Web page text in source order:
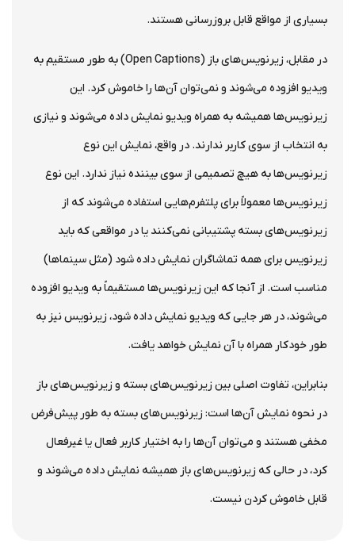
بسیاری از مواقع قابل بروزرسانی هستند.
در مقابل، زیرنویس‌های باز (Open Captions) به طور مستقیم به
ویدیو افزوده می‌شوند و نمی‌توان آن‌ها را خاموش کرد. این
زیرنویس‌ها همیشه به همراه ویدیو نمایش داده می‌شوند و نیازی
به انتخاب از سوی کاربر ندارند. در واقع، نمایش این نوع
زیرنویس‌ها به هیچ تصمیمی از سوی بیننده نیاز ندارد. این نوع
زیرنویس‌ها معمولاً برای پلتفرم‌هایی استفاده می‌شوند که از
زیرنویس‌های بسته پشتیبانی نمی‌کنند یا در مواقعی که باید
زیرنویس برای همه تماشاگران نمایش داده شود (مثل سینماها)
مناسب است. از آنجا که این زیرنویس‌ها مستقیماً به ویدیو افزوده
می‌شوند، در هر جایی که ویدیو نمایش داده شود، زیرنویس نیز به
طور خودکار همراه با آن نمایش خواهد یافت.
بنابراین، تفاوت اصلی بین زیرنویس‌های بسته و زیرنویس‌های باز
در نحوه نمایش آن‌ها است: زیرنویس‌های بسته به طور پیش‌فرض
مخفی هستند و می‌توان آن‌ها را به اختیار کاربر فعال یا غیرفعال
کرد، در حالی که زیرنویس‌های باز همیشه نمایش داده می‌شوند و
قابل خاموش کردن نیست.